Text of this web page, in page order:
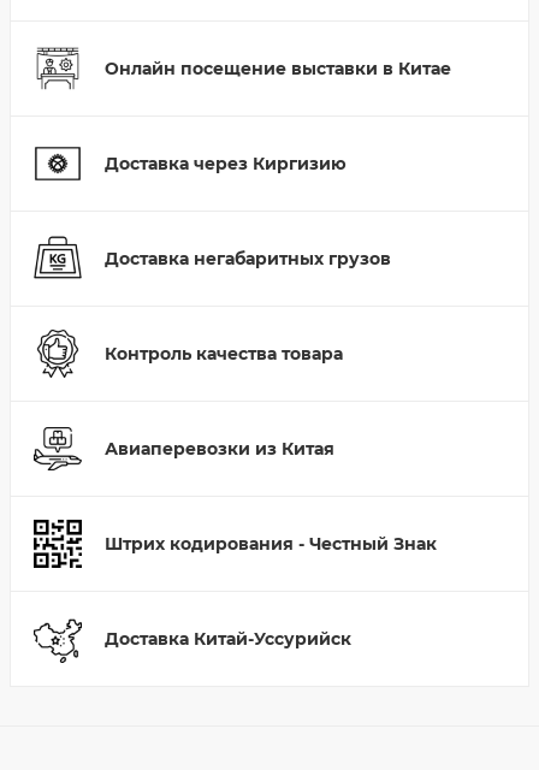
Онлайн посещение выставки в Китае
Доставка через Киргизию
Доставка негабаритных грузов
Контроль качества товара
Авиаперевозки из Китая
Штрих кодирования - Честный Знак
Доставка Китай-Уссурийск